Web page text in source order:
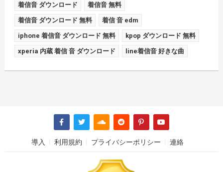
着信音 ダウンロード 着信音 無料
着信音 ダウンロード 無料 着信 音 edm
iphone 着信音 ダウンロード 無料 kpop ダウンロード 無料
xperia 内蔵 着信 音 ダウンロード line着信音 好きな曲
導入 利用規約 プライバシーポリシー 連絡